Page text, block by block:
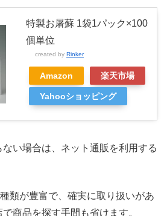
特製お屠蘇 1袋1パック×100
個単位
created by Rinker
Amazon 楽天市場
Yahooショッピング
い場合は、ネット通販を利用する
類が豊富で、確実に取り扱いがあ
商品を探す手間も省けます。